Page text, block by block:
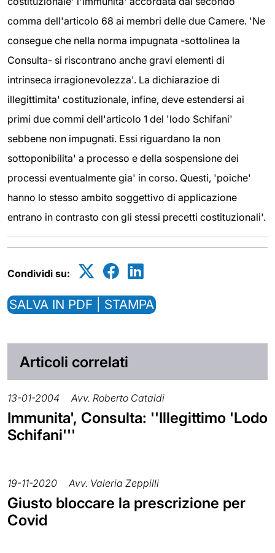
comma dell'articolo 68 ai membri delle due Camere. 'Ne
consegue che nella norma impugnata -sottolinea la
Consulta- si riscontrano anche gravi elementi di
intrinseca irragionevolezza'. La dichiarazioe di
illegittimita' costituzionale, infine, deve estendersi ai
primi due commi dell'articolo 1 del 'lodo Schifani'
sebbene non impugnati. Essi riguardano la non
sottoponibilita' a processo e della sospensione dei
processi eventualmente gia' in corso. Questi, 'poiche'
hanno lo stesso ambito soggettivo di applicazione
entrano in contrasto con gli stessi precetti costituzionali'.
Condividi su:
SALVA IN PDF | STAMPA
Articoli correlati
13-01-2004 Avv. Roberto Cataldi
Immunita', Consulta: ''Illegittimo 'Lodo
Schifani'''
19-11-2020 Avv. Valeria Zeppilli
Giusto bloccare la prescrizione per
Covid